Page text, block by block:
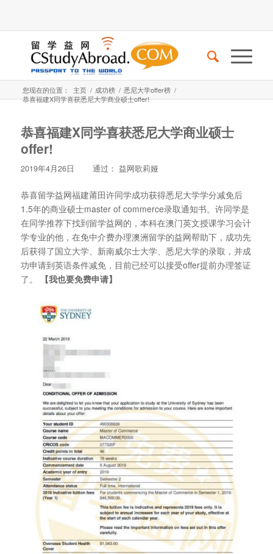
您现在的位置： 主页 / 成功榜 / 悉尼大学offer榜 /
恭喜福建X同学喜获悉尼大学商业硕士offer!
恭喜福建X同学喜获悉尼大学商业硕士
offer!
2019年4月26日 通过： 益网歌莉娅
恭喜留学益网福建莆田许同学成功获得悉尼大学学分减免后
1.5年的商业硕士master of commerce录取通知书。许同学是
在同学推荐下找到留学益网的，本科在澳门英文授课学习会计
学专业的他，在免中介费办理澳洲留学的益网帮助下，成功先
后获得了国立大学、新南威尔士大学、悉尼大学的录取，并成
功申请到英语条件减免，目前已经可以接受offer提前办理签证
了。
【我也要免费申请】